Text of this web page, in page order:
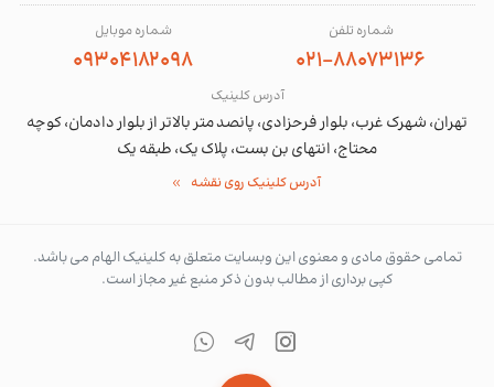
شماره تلفن
021-88073136
شماره موبایل
09304182098
آدرس کلینیک
تهران، شهرک غرب، بلوار فرحزادی، پانصد متر بالاتر از بلوار دادمان، کوچه
محتاج، انتهای بن بست، پلاک یک، طبقه یک
آدرس کلینیک روی نقشه
تمامی حقوق مادی و معنوی این وبسایت متعلق به کلینیک الهام می باشد.
کپی برداری از مطالب بدون ذکر منبع غیر مجاز است.